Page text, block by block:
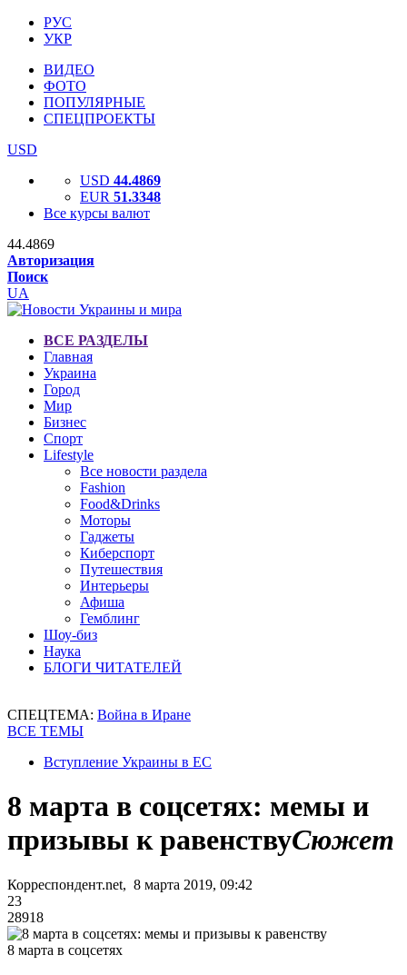
РУС
УКР
ВИДЕО
ФОТО
ПОПУЛЯРНЫЕ
СПЕЦПРОЕКТЫ
USD
USD 44.4869
EUR 51.3348
Все курсы валют
44.4869
Авторизация
Поиск
UA
ВСЕ РАЗДЕЛЫ
Главная
Украина
Город
Мир
Бизнес
Спорт
Lifestyle
Все новости раздела
Fashion
Food&Drinks
Моторы
Гаджеты
Киберспорт
Путешествия
Интерьеры
Афиша
Гемблинг
Шоу-биз
Наука
БЛОГИ ЧИТАТЕЛЕЙ
СПЕЦТЕМА: Война в Иране
ВСЕ ТЕМЫ
Вступление Украины в ЕС
8 марта в соцсетях: мемы и
призывы к равенствуСюжет
Корреспондент.net, 8 марта 2019, 09:42
23
28918
8 марта в соцсетях